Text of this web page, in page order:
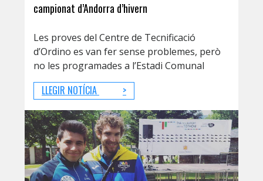
campionat d’Andorra d’hivern
Les proves del Centre de Tecnificació
d’Ordino es van fer sense problemes, però
no les programades a l’Estadi Comunal
LLEGIR NOTÍCIA >